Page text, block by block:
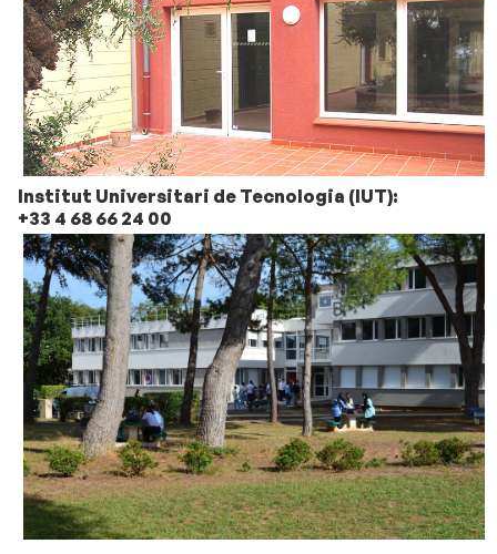
Institut Universitari de Tecnologia (IUT):
+33 4 68 66 24 00